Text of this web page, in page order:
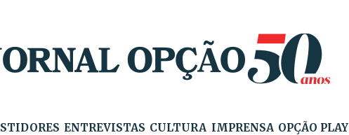
ENTREVISTAS CULTURA IMPRENSA OPÇÃO PLAY